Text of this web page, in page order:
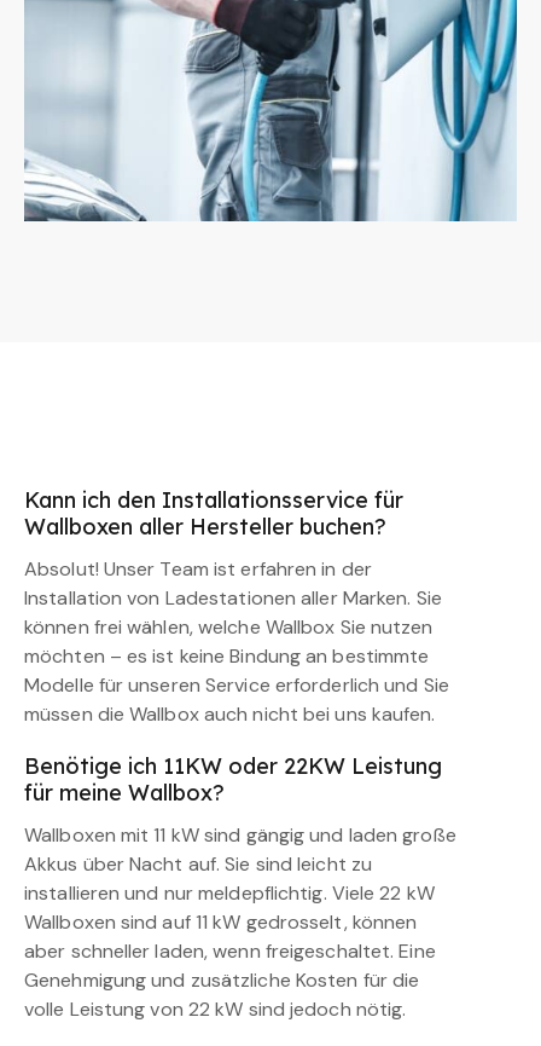
Kann ich den Installationsservice für
Wallboxen aller Hersteller buchen?
Absolut! Unser Team ist erfahren in der
Installation von Ladestationen aller Marken. Sie
können frei wählen, welche Wallbox Sie nutzen
möchten – es ist keine Bindung an bestimmte
Modelle für unseren Service erforderlich und Sie
müssen die Wallbox auch nicht bei uns kaufen.
Benötige ich 11KW oder 22KW Leistung
für meine Wallbox?
Wallboxen mit 11 kW sind gängig und laden große
Akkus über Nacht auf. Sie sind leicht zu
installieren und nur meldepflichtig. Viele 22 kW
Wallboxen sind auf 11 kW gedrosselt, können
aber schneller laden, wenn freigeschaltet. Eine
Genehmigung und zusätzliche Kosten für die
volle Leistung von 22 kW sind jedoch nötig.